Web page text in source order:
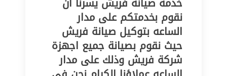
نقوم بخدمتكم على مدار
الساعه بتوكيل صيانة فريش
حيث نقوم بصيانة جميع اجهزة
شركة فريش وذلك على مدار